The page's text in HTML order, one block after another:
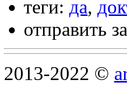
теги: да,
отправить
2013-2022 ©